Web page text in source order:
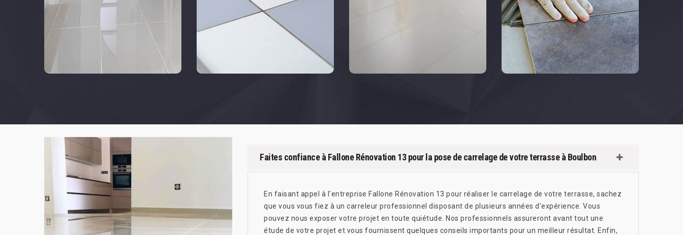
Faites confiance à Fallone Rénovation 13 pour la pose de carrelage de votre terrasse à Boulbon
En faisant appel à l'entreprise Fallone Rénovation 13 pour réaliser le carrelage de votre terrasse, sachez
que vous vous fiez à un carreleur professionnel disposant de plusieurs années d'expérience. Vous
pouvez nous exposer votre projet en toute quiétude. Nos professionnels assureront avant tout une
étude de votre projet et vous fournissent quelques conseils importants pour un meilleur résultat. Enfin,